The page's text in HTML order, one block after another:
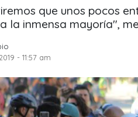
que unos pocos
la inmensa mayoría",
- 11:57 am